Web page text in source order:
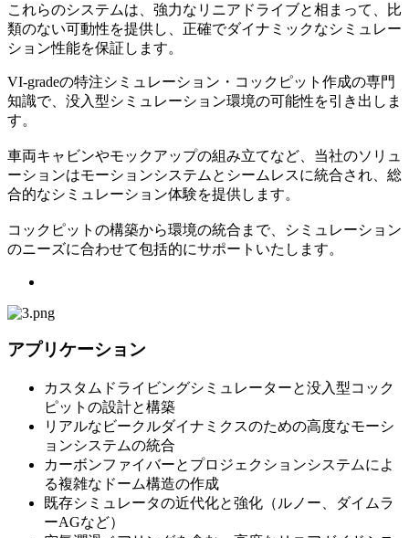
これらのシステムは、強力なリニアドライブと相まって、比
類のない可動性を提供し、正確でダイナミックなシミュレー
ション性能を保証します。
VI-gradeの特注シミュレーション・コックピット作成の専門
知識で、没入型シミュレーション環境の可能性を引き出しま
す。
車両キャビンやモックアップの組み立てなど、当社のソリュ
ーションはモーションシステムとシームレスに統合され、総
合的なシミュレーション体験を提供します。
コックピットの構築から環境の統合まで、シミュレーション
のニーズに合わせて包括的にサポートいたします。
アプリケーション
カスタムドライビングシミュレーターと没入型コック
ピットの設計と構築
リアルなビークルダイナミクスのための高度なモーシ
ョンシステムの統合
カーボンファイバーとプロジェクションシステムによ
る複雑なドーム構造の作成
既存シミュレータの近代化と強化（ルノー、ダイムラ
ーAGなど）